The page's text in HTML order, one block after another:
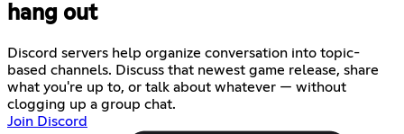
hang out
Discord servers help organize conversation into topic-
based channels. Discuss that newest game release, share
what you're up to, or talk about whatever — without
clogging up a group chat.
Join Discord